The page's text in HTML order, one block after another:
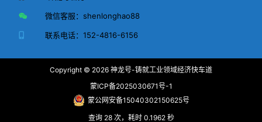
微信客服： shenlonghao88
联系电话： 152-4816-6156
Copyright © 2026 神龙号-铸就工业领域经济快车道
蒙ICP备2025030671号-1
蒙公网安备15040302150625号
查询 28 次，耗时 0.1962 秒